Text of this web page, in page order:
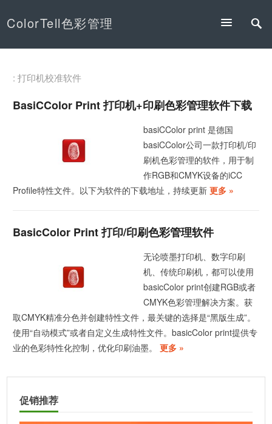
ColorTell色彩管理
: 打印机校准软件
BasiCColor Print 打印机+印刷色彩管理软件下载
basiCColor print 是德国
basiCColor公司一款打印机/印
刷机色彩管理的软件，用于制
作RGB和CMYK设备的iCC
Profile特性文件。以下为软件的下载地址，持续更新 更多 »
BasicColor Print 打印/印刷色彩管理软件
无论喷墨打印机、数字印刷
机、传统印刷机，都可以使用
basicColor print创建RGB或者
CMYK色彩管理解决方案。获
取CMYK精准分色并创建特性文件，最关键的选择是“黑版生成”。
使用“自动模式”或者自定义生成特性文件。basicColor print提供专
业的色彩特性化控制，优化印刷油墨。
更多 »
促销推荐